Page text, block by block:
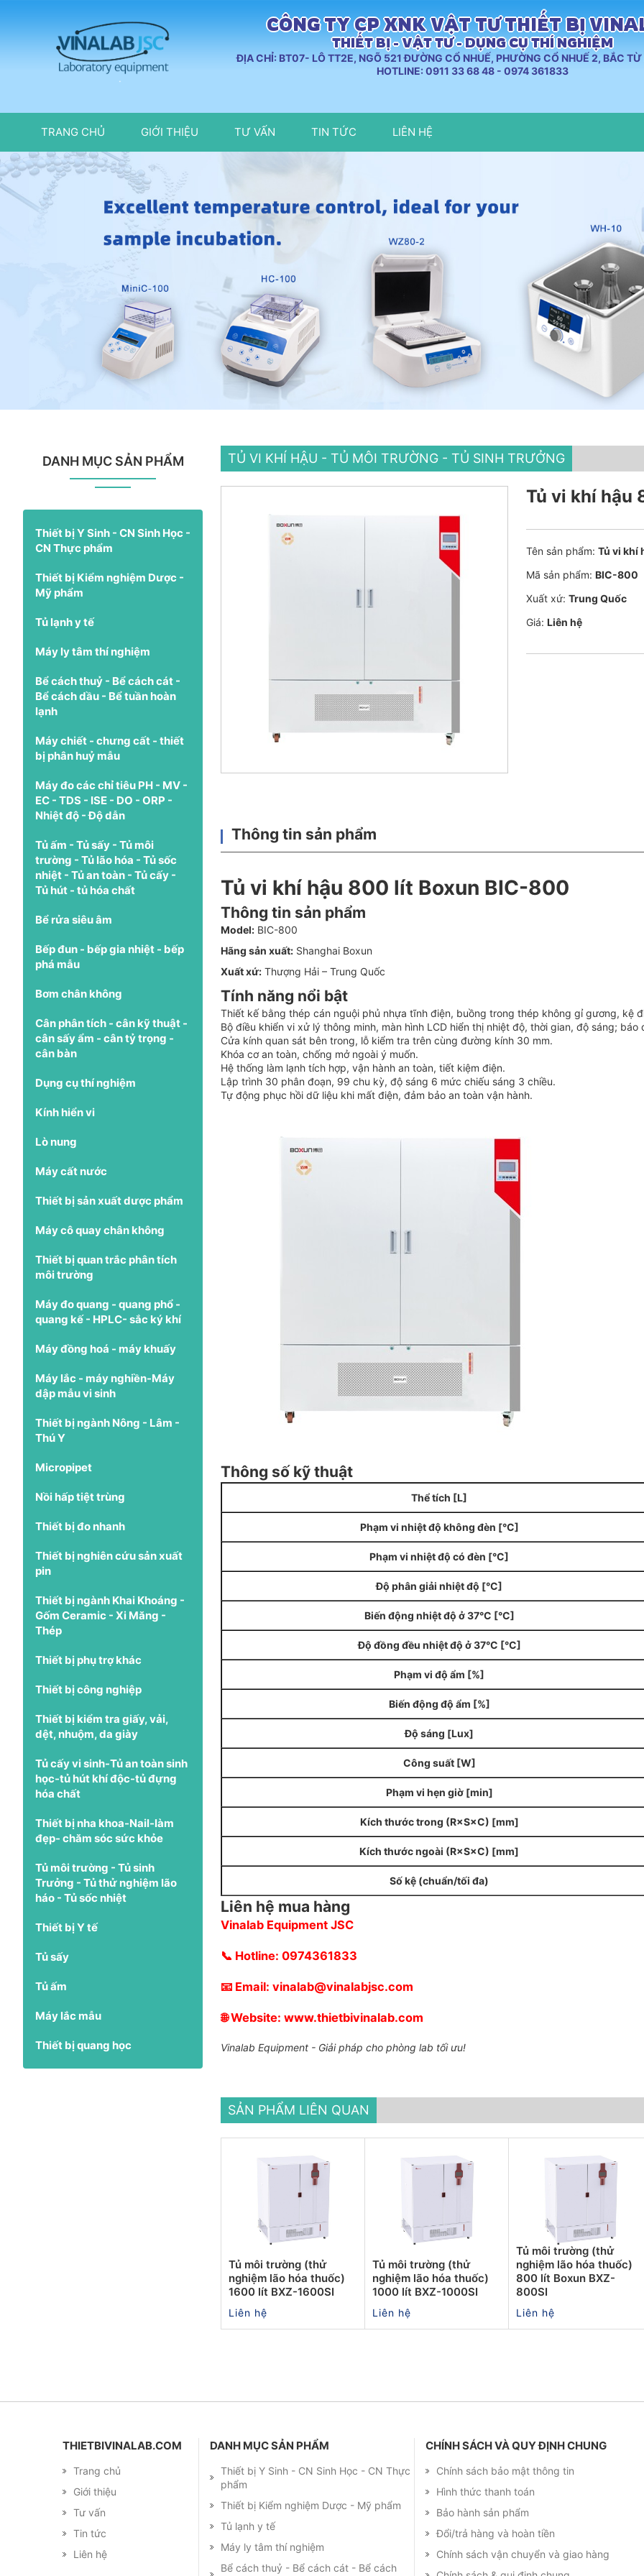
CÔNG TY CP XNK VẬT TƯ THIẾT BỊ
THIẾT BỊ - VẬT TƯ - DỤNG CỤ THÍ NGHIỆM
ĐỊA CHỈ: BT07- LÔ TT2E, NGÕ 521 ĐƯỜNG CỔ NHUẾ, PHƯỜNG CỔ NHUẾ 2, BẮC TỪ
HOTLINE: 0911 33 68 48 - 0974 361833
TRANG CHỦ GIỚI THIỆU TƯ VẤN TIN TỨC LIÊN HỆ
DANH MỤC SẢN PHẨM
Thiết bị Y Sinh - CN Sinh Học -
CN Thực phẩm
Thiết bị Kiểm nghiệm Dược -
Mỹ phẩm
Tủ lạnh y tế
Máy ly tâm thí nghiệm
Bể cách thuỷ - Bể cách cát -
Bể cách dầu - Bể tuần hoàn
lạnh
Máy chiết - chưng cất - thiết
bị phân huỷ mẫu
Máy đo các chỉ tiêu PH - MV -
EC - TDS - ISE - DO - ORP -
Nhiệt độ - Độ dẫn
Tủ ấm - Tủ sấy - Tủ môi
trường - Tủ lão hóa - Tủ sốc
nhiệt - Tủ an toàn - Tủ cấy -
Tủ hút - tủ hóa chất
Bể rửa siêu âm
Bếp đun - bếp gia nhiệt - bếp
phá mẫu
Bơm chân không
Cân phân tích - cân kỹ thuật -
cân sấy ẩm - cân tỷ trọng -
cân bàn
Dụng cụ thí nghiệm
Kính hiển vi
Lò nung
Máy cất nước
Thiết bị sản xuất dược phẩm
Máy cô quay chân không
Thiết bị quan trắc phân tích
môi trường
Máy đo quang - quang phổ -
quang kế - HPLC- sắc ký khí
Máy đồng hoá - máy khuấy
Máy lắc - máy nghiền-Máy
dập mẫu vi sinh
Thiết bị ngành Nông - Lâm -
Thú Y
Micropipet
Nồi hấp tiệt trùng
Thiết bị đo nhanh
Thiết bị nghiên cứu sản xuất
pin
Thiết bị ngành Khai Khoáng -
Gốm Ceramic - Xi Măng -
Thép
Thiết bị phụ trợ khác
Thiết bị công nghiệp
Thiết bị kiểm tra giấy, vải,
dệt, nhuộm, da giày
Tủ cấy vi sinh-Tủ an toàn sinh
học-tủ hút khí độc-tủ đựng
hóa chất
Thiết bị nha khoa-Nail-làm
đẹp- chăm sóc sức khỏe
Tủ môi trường - Tủ sinh
Trưởng - Tủ thử nghiệm lão
háo - Tủ sốc nhiệt
Thiết bị Y tế
Tủ sấy
Tủ ấm
Máy lắc mẫu
Thiết bị quang học
TỦ VI KHÍ HẬU - TỦ MÔI TRƯỜNG - TỦ SINH TRƯỞNG
Tủ vi khí hậu
Tên sản phẩm: Tủ vi khí
Mã sản phẩm: BIC-800
Xuất xứ: Trung Quốc
Giá: Liên hệ
Thông tin sản phẩm
Tủ vi khí hậu 800 lít Boxun BIC-800
Thông tin sản phẩm
Model: BIC-800
Hãng sản xuất: Shanghai Boxun
Xuất xứ: Thượng Hải – Trung Quốc
Tính năng nổi bật
Thiết kế bằng thép cán nguội phủ nhựa tĩnh điện, buồng trong thép không gỉ gương, kệ
Bộ điều khiển vi xử lý thông minh, màn hình LCD hiển thị nhiệt độ, thời gian, độ sáng; báo
Cửa kính quan sát bên trong, lỗ kiểm tra trên cùng đường kính 30 mm.
Khóa cơ an toàn, chống mở ngoài ý muốn.
Hệ thống làm lạnh tích hợp, vận hành an toàn, tiết kiệm điện.
Lập trình 30 phân đoạn, 99 chu kỳ, độ sáng 6 mức chiếu sáng 3 chiều.
Tự động phục hồi dữ liệu khi mất điện, đảm bảo an toàn vận hành.
Thông số kỹ thuật
Thể tích [L]
Phạm vi nhiệt độ không đèn [°C]
Phạm vi nhiệt độ có đèn [°C]
Độ phân giải nhiệt độ [°C]
Biến động nhiệt độ ở 37°C [°C]
Độ đồng đều nhiệt độ ở 37°C [°C]
Phạm vi độ ẩm [%]
Biến động độ ẩm [%]
Độ sáng [Lux]
Công suất [W]
Phạm vi hẹn giờ [min]
Kích thước trong (R×S×C) [mm]
Kích thước ngoài (R×S×C) [mm]
Số kệ (chuẩn/tối đa)
Liên hệ mua hàng
Vinalab Equipment JSC
📞 Hotline: 0974361833
📧 Email: vinalab@vinalabjsc.com
🌐 Website: www.thietbivinalab.com
Vinalab Equipment - Giải pháp cho phòng lab tối ưu!
SẢN PHẨM LIÊN QUAN
Tủ môi trường (thử
nghiệm lão hóa thuốc)
1600 lít BXZ-1600SI
Liên hệ
Tủ môi trường (thử
nghiệm lão hóa thuốc)
1000 lít BXZ-1000SI
Liên hệ
Tủ môi trường (thử
nghiệm lão hóa thuốc)
800 lít Boxun BXZ-
800SI
Liên hệ
THIETBIVINALAB.COM
Trang chủ
Giới thiệu
Tư vấn
Tin tức
Liên hệ
DANH MỤC SẢN PHẨM
Thiết bị Y Sinh - CN Sinh Học - CN Thực
phẩm
Thiết bị Kiểm nghiệm Dược - Mỹ phẩm
Tủ lạnh y tế
Máy ly tâm thí nghiệm
Bể cách thuỷ - Bể cách cát - Bể cách
CHÍNH SÁCH VÀ QUY ĐỊNH CHUNG
Chính sách bảo mật thông tin
Hình thức thanh toán
Bảo hành sản phẩm
Đổi/trả hàng và hoàn tiền
Chính sách vận chuyển và giao hàng